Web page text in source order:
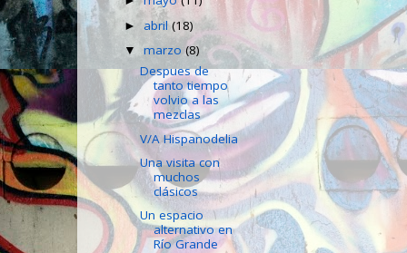
►abril(18)
▼marzo(8)
Despues de
tanto tiempo
volvio a las
mezclas
V/A Hispanodelia
Una visita con
muchos
clásicos
Un espacio
alternativo en
Río Grande